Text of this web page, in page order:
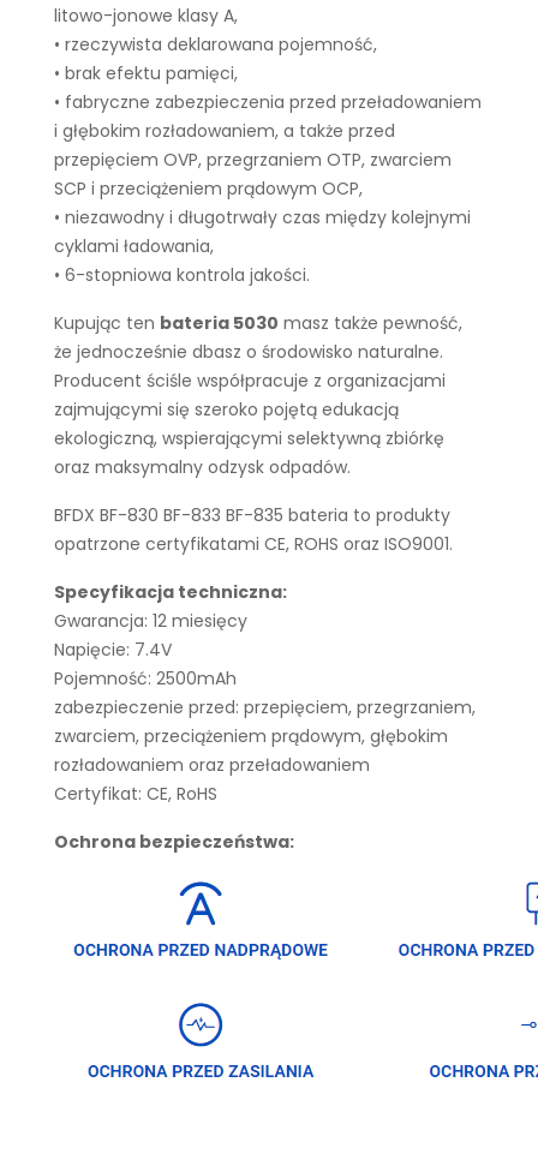
litowo-jonowe klasy A,
• rzeczywista deklarowana pojemność,
• brak efektu pamięci,
• fabryczne zabezpieczenia przed przeładowaniem
i głębokim rozładowaniem, a także przed
przepięciem OVP, przegrzaniem OTP, zwarciem
SCP i przeciążeniem prądowym OCP,
• niezawodny i długotrwały czas między kolejnymi
cyklami ładowania,
• 6-stopniowa kontrola jakości.
Kupując ten bateria 5030 masz także pewność,
że jednocześnie dbasz o środowisko naturalne.
Producent ściśle współpracuje z organizacjami
zajmującymi się szeroko pojętą edukacją
ekologiczną, wspierającymi selektywną zbiórkę
oraz maksymalny odzysk odpadów.
BFDX BF-830 BF-833 BF-835 bateria to produkty
opatrzone certyfikatami CE, ROHS oraz ISO9001.
Specyfikacja techniczna:
Gwarancja: 12 miesięcy
Napięcie: 7.4V
Pojemność: 2500mAh
zabezpieczenie przed: przepięciem, przegrzaniem,
zwarciem, przeciążeniem prądowym, głębokim
rozładowaniem oraz przeładowaniem
Certyfikat: CE, RoHS
Ochrona bezpieczeństwa: